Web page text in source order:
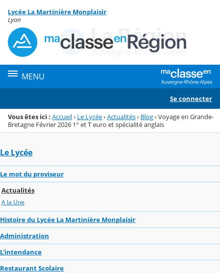
Menu de la rubrique
Contenu
Lycée La Martinière Monplaisir
Lyon
MENU
Se connecter
Vous êtes ici : Accueil› Le Lycée›Actualités› Blog›Voyage en Grande-
Bretagne Février 2026 1° et T euro et spécialité anglais
Le Lycée
Le mot du proviseur
Actualités
A la Une
Histoire du Lycée La Martinière Monplaisir
Administration
L'intendance
Restaurant Scolaire